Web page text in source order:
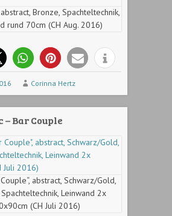
Bronze, Spachteltechnik,
rund 70cm (CH Aug. 2016)
Corinna Hertz
Bar Couple
abstract, Schwarz/Gold,
Leinwand 2x
(CH Juli 2016)